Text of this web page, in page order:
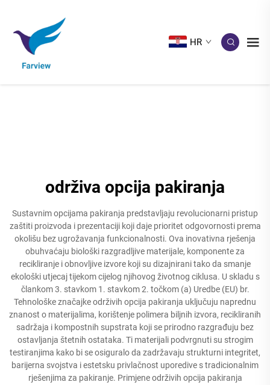
HR
održiva opcija pakiranja
Sustavnim opcijama pakiranja predstavljaju revolucionarni pristup
zaštiti proizvoda i prezentaciji koji daje prioritet odgovornosti prema
okolišu bez ugrožavanja funkcionalnosti. Ova inovativna rješenja
obuhvaćaju biološki razgradljive materijale, komponente za
recikliranje i obnovljive izvore koji su dizajnirani tako da smanje
ekološki utjecaj tijekom cijelog njihovog životnog ciklusa. U skladu s
člankom 3. stavkom 1. stavkom 2. točkom (a) Uredbe (EU) br.
Tehnološke značajke održivih opcija pakiranja uključuju naprednu
znanost o materijalima, korištenje polimera biljnih izvora, recikliranih
sadržaja i kompostnih supstrata koji se prirodno razgrađuju bez
ostavljanja štetnih ostataka. Ti materijali podvrgnuti su strogim
testiranjima kako bi se osiguralo da zadržavaju strukturni integritet,
barijerna svojstva i estetsku privlačnost uporedive s tradicionalnim
rješenjima za pakiranje. Primjene održivih opcija pakiranja